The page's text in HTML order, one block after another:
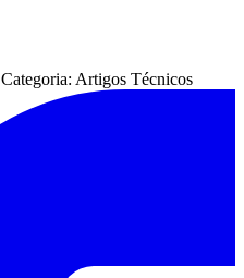
Categoria: Artigos Técnicos